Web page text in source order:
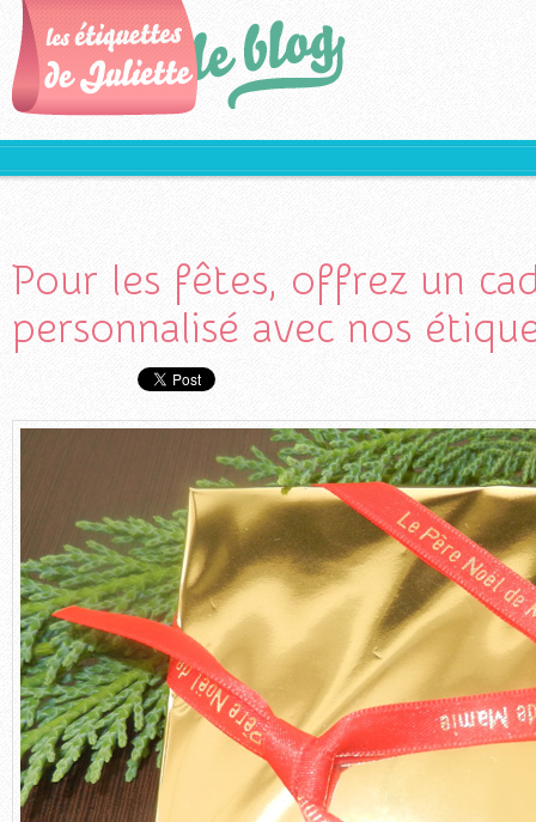
Pour les fêtes, offrez un
personnalisé avec nos